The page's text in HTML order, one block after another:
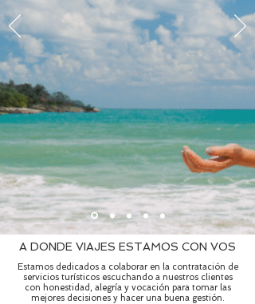
A DONDE VIAJES ESTAMOS CON VOS
Estamos dedicados a colaborar en la contratación de
servicios turísticos escuchando a nuestros clientes
con honestidad, alegría y vocación para tomar las
mejores decisiones y hacer una buena gestión.